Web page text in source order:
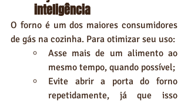
inteligência
O forno é um dos maiores consumidores
de gás na cozinha. Para otimizar seu uso:
Asse mais de um alimento ao
mesmo tempo, quando possível;
Evite abrir a porta do forno
repetidamente, já que isso